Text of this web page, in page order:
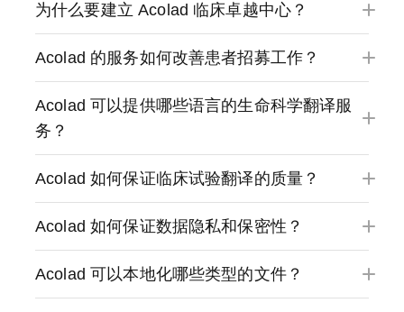
为什么要建立 Acolad 临床卓越中心？
Acolad 的服务如何改善患者招募工作？
Acolad 可以提供哪些语言的生命科学翻译服
务？
Acolad 如何保证临床试验翻译的质量？
Acolad 如何保证数据隐私和保密性？
Acolad 可以本地化哪些类型的文件？